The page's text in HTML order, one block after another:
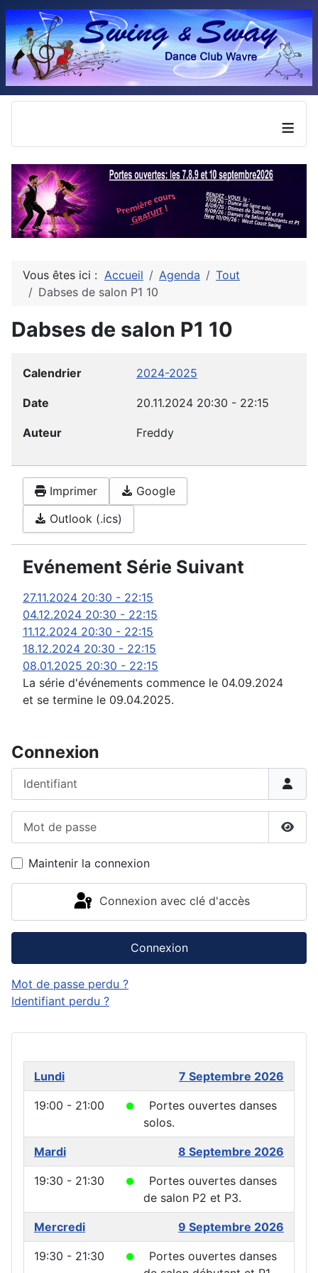
≡
Vous êtes ici : Accueil Agenda
Tout
Dabses de salon P1 10
Dabses de salon P1 10
Calendrier 2024-2025
Date 20.11.2024 20:30 - 22:15
Auteur Freddy
Imprimer
Google
Outlook (.ics)
Evénement Série Suivant
27.11.2024 20:30 - 22:15
04.12.2024 20:30 - 22:15
11.12.2024 20:30 - 22:15
18.12.2024 20:30 - 22:15
08.01.2025 20:30 - 22:15
La série d'événements commence le 04.09.2024
et se termine le 09.04.2025.
Connexion
Maintenir la connexion
Connexion avec clé d'accès
Connexion
Mot de passe perdu ?
Identifiant perdu ?
Lundi 7 Septembre 2026
19:00 - 21:00
Portes ouvertes danses
solos.
Mardi 8 Septembre 2026
19:30 - 21:30
Portes ouvertes danses
de salon P2 et P3.
Mercredi 9 Septembre 2026
19:30 - 21:30
Portes ouvertes danses